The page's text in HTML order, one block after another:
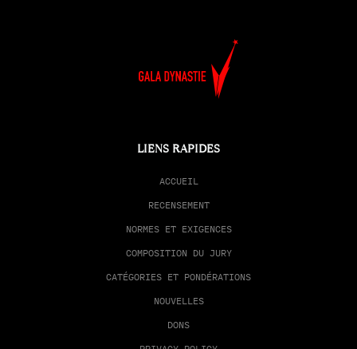
LIENS RAPIDES
ACCUEIL
RECENSEMENT
NORMES ET EXIGENCES
COMPOSITION DU JURY
CATÉGORIES ET PONDÉRATIONS
NOUVELLES
DONS